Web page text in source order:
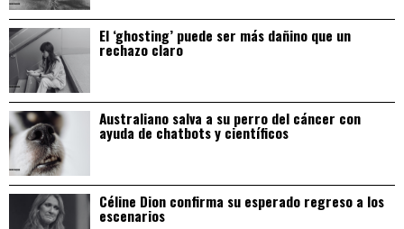
El ‘ghosting’ puede ser más dañino que un
rechazo claro
Australiano salva a su perro del cáncer con
ayuda de chatbots y científicos
Céline Dion confirma su esperado regreso a los
escenarios